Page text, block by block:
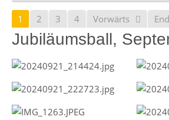
1 2 3 4 Vorwärts
Jubiläumsball,